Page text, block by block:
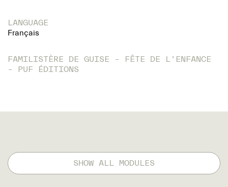
LANGUAGE
Français
FAMILISTÈRE DE GUISE – FÊTE DE L’ENFANCE
– PUF ÉDITIONS
SHOW ALL MODULES